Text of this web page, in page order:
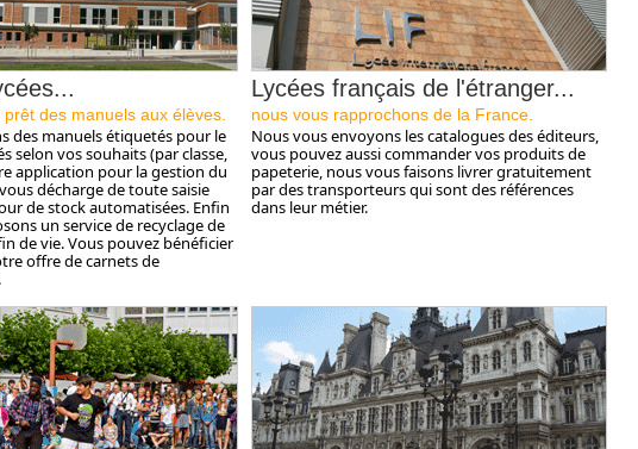
des manuels aux élèves.
des manuels étiquetés pour le
selon vos souhaits (par classe,
application pour la gestion du
décharge de toute saisie
de stock automatisées. Enfin
un service de recyclage de
de vie. Vous pouvez bénéficier
offre de carnets de
Lycées français de l'étranger...
nous vous rapprochons de la France.
Nous vous envoyons les catalogues des éditeurs,
vous pouvez aussi commander vos produits de
papeterie, nous vous faisons livrer gratuitement
par des transporteurs qui sont des références
dans leur métier.